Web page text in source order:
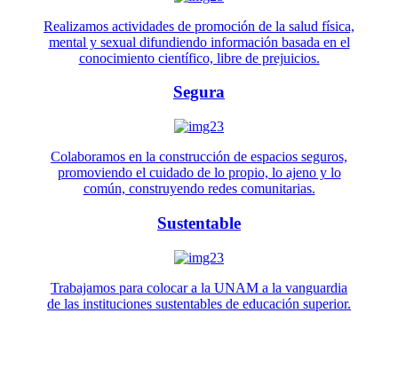
Realizamos actividades de promoción de la salud física,
mental y sexual difundiendo información basada en el
conocimiento científico, libre de prejuicios.
Segura
Colaboramos en la construcción de espacios seguros,
promoviendo el cuidado de lo propio, lo ajeno y lo
común, construyendo redes comunitarias.
Sustentable
Trabajamos para colocar a la UNAM a la vanguardia
de las instituciones sustentables de educación superior.